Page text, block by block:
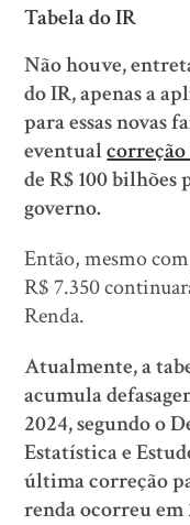
Tabela do IR
Não houve,
do IR, apenas a
para essas novas
eventualcorreção
de R$ 100 bilhões
governo.
Então, mesmo
R$ 7.350
Renda.
Atualmente, a
acumula
2024, segundo o
Estatística e
última correção
renda ocorreu em